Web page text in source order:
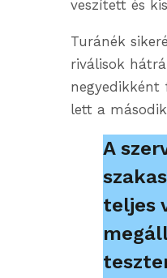
veszített és
Turánék
riválisok
negyedikként
lett a
A
teljes